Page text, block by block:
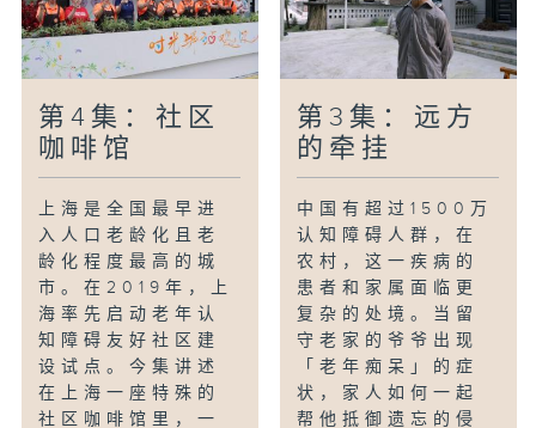
第4集：社区
咖啡馆
上海是全国最早进
入人口老龄化且老
龄化程度最高的城
市。在2019年，上
海率先启动老年认
知障碍友好社区建
设试点。今集讲述
在上海一座特殊的
社区咖啡馆里，一
第3集：远方
的牵挂
中国有超过1500万
认知障碍人群，在
农村，这一疾病的
患者和家属面临更
复杂的处境。当留
守老家的爷爷出现
「老年痴呆」的症
状，家人如何一起
帮他抵御遗忘的侵